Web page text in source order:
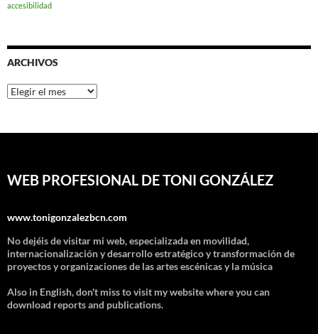
accesibilidad
ARCHIVOS
Archivos
WEB PROFESIONAL DE TONI GONZÁLEZ
www.tonigonzalezbcn.com
No dejéis de visitar mi web, especializada en movilidad,
internacionalización y desarrollo estratégico y transformación de
proyectos y organizaciones de las artes escénicas y la música
Also in English, don't miss to visit my website where you can
download reports and publications.